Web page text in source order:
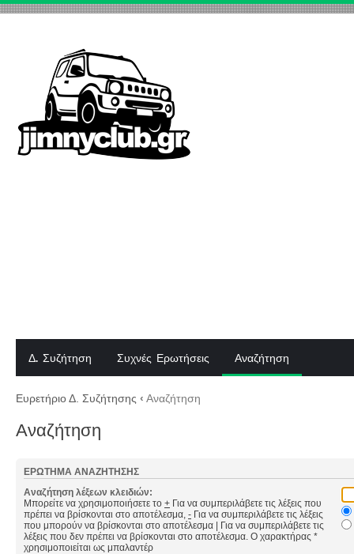
Δ. Συζήτηση Συχνές Ερωτήσεις Αναζήτηση
Ευρετήριο Δ. Συζήτησης ‹ Αναζήτηση
Αναζήτηση
ΕΡΏΤΗΜΑ ΑΝΑΖΉΤΗΣΗΣ
Αναζήτηση λέξεων κλειδιών:
Μπορείτε να χρησιμοποιήσετε το + Για να συμπεριλάβετε τις λέξεις που
πρέπει να βρίσκονται στο αποτέλεσμα, - Για να συμπεριλάβετε τις λέξεις
που μπορούν να βρίσκονται στο αποτέλεσμα | Για να συμπεριλάβετε τις
λέξεις που δεν πρέπει να βρίσκονται στο αποτέλεσμα. Ο χαρακτήρας *
χρησιμοποιείται ως μπαλαντέρ